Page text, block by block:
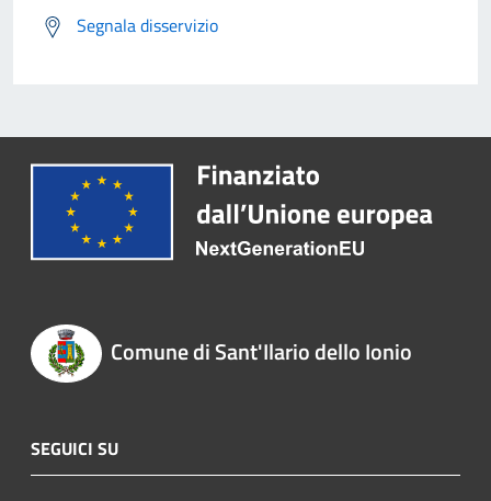
Segnala disservizio
Comune di Sant'Ilario dello Ionio
SEGUICI SU